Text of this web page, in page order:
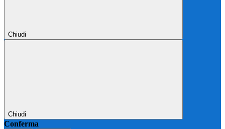
Chiudi
Chiudi
Conferma